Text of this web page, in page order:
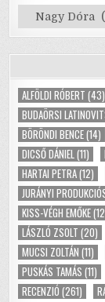
Kategóriák
ALFÖLDI RÓBERT (43)
BUDAÖRSI
BÖRÖNDI BENCE(14)
DICSŐ DÁNIEL(11)
HARTAI PETRA(12)
JURÁNYI
KISS-VÉGH EMŐKE
LÁSZLÓ ZSOLT (20)
MUCSI ZOLTÁN (11)
PUSKÁS TAMÁS (11)
RECENZIÓ (261)